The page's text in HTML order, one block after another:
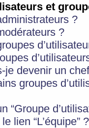
et
?
?
je devenir un
groupes
“Groupe
lien “L’équipe” ?